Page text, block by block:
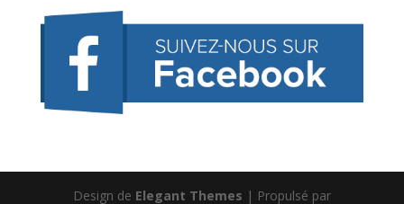
Design de Elegant Themes | Propulsé par